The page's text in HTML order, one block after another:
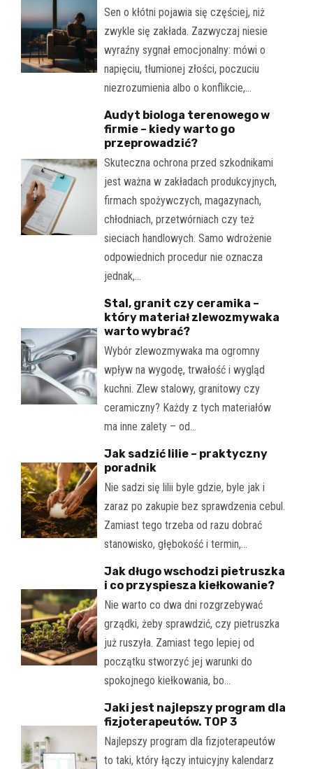
Sen o kłótni pojawia się częściej, niż
zwykle się zakłada. Zazwyczaj niesie
wyraźny sygnał emocjonalny: mówi o
napięciu, tłumionej złości, poczuciu
niezrozumienia albo o konflikcie,…
Audyt biologa terenowego w
firmie – kiedy warto go
przeprowadzić?
Skuteczna ochrona przed szkodnikami
jest ważna w zakładach produkcyjnych,
firmach spożywczych, magazynach,
chłodniach, przetwórniach czy też
sieciach handlowych. Samo wdrożenie
odpowiednich procedur nie oznacza
jednak,…
Stal, granit czy ceramika –
który materiał zlewozmywaka
warto wybrać?
Wybór zlewozmywaka ma ogromny
wpływ na wygodę, trwałość i wygląd
kuchni. Zlew stalowy, granitowy czy
ceramiczny? Każdy z tych materiałów
ma inne zalety – od…
Jak sadzić lilie – praktyczny
poradnik
Nie sadzi się lilii byle gdzie, byle jak i
zaraz po zakupie bez sprawdzenia cebul.
Zamiast tego trzeba od razu dobrać
stanowisko, głębokość i termin,…
Jak długo wschodzi pietruszka
i co przyspiesza kiełkowanie?
Nie warto co dwa dni rozgrzebywać
grządki, żeby sprawdzić, czy pietruszka
już ruszyła. Zamiast tego lepiej od
początku stworzyć jej warunki do
spokojnego kiełkowania, bo…
Jaki jest najlepszy program dla
fizjoterapeutów. TOP 3
Najlepszy program dla fizjoterapeutów
to taki, który łączy intuicyjny kalendarz